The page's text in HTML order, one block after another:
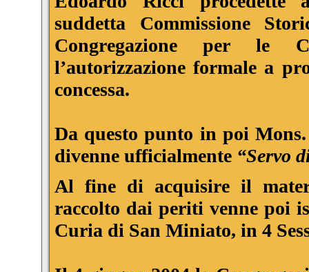
suddetta Commissione
Congregazione per le
l’autorizzazione formale a
concessa.
Da questo punto in poi
divenne ufficialmente “Servo
Al fine di acquisire il
raccolto dai periti venne poi
Curia di San Miniato, in 4